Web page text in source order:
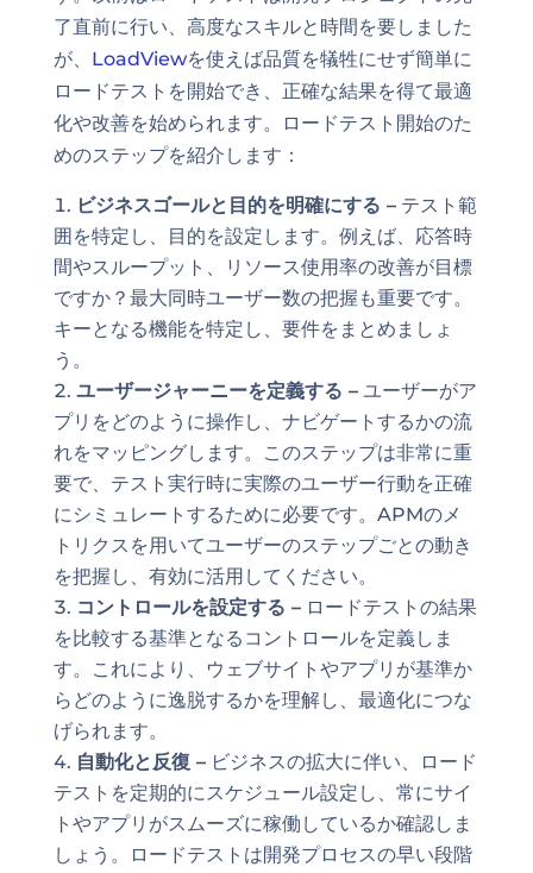
了直前に行い、高度なスキルと時間を要しました
が、 LoadViewを使えば品質を犠牲にせず簡単に
ロードテストを開始でき、正確な結果を得て最適
化や改善を始められます。ロードテスト開始のた
めのステップを紹介します：
ビジネスゴールと目的を明確にする –テスト範
囲を特定し、目的を設定します。例えば、応答時
間やスループット、リソース使用率の改善が目標
ですか？最大同時ユーザー数の把握も重要です。
キーとなる機能を特定し、要件をまとめましょ
う。
ユーザージャーニーを定義する –ユーザーがア
プリをどのように操作し、ナビゲートするかの流
れをマッピングします。このステップは非常に重
要で、テスト実行時に実際のユーザー行動を正確
にシミュレートするために必要です。APMのメ
トリクスを用いてユーザーのステップごとの動き
を把握し、有効に活用してください。
コントロールを設定する –ロードテストの結果
を比較する基準となるコントロールを定義しま
す。これにより、ウェブサイトやアプリが基準か
らどのように逸脱するかを理解し、最適化につな
げられます。
自動化と反復 –ビジネスの拡大に伴い、ロード
テストを定期的にスケジュール設定し、常にサイ
トやアプリがスムーズに稼働しているか確認しま
しょう。ロードテストは開発プロセスの早い段階